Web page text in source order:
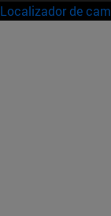
Localizador de